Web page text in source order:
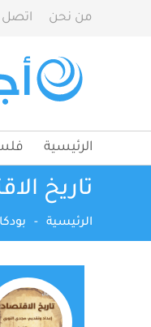
من نحن اتصل
الرئيسية
تاريخ
الرئيسية -